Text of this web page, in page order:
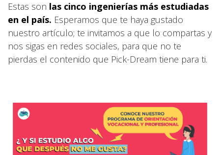
Estas son las cinco ingenierías más estudiadas
en el país. Esperamos que te haya gustado
nuestro artículo; te invitamos a que lo compartas y
nos sigas en redes sociales, para que no te
pierdas el contenido que Pick-Dream tiene para ti.